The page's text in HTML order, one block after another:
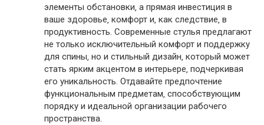
элементы обстановки‚ а прямая инвестиция в
ваше здоровье‚ комфорт и‚ как следствие‚ в
продуктивность. Современные стулья предлагают
не только исключительный комфорт и поддержку
для спины‚ но и стильный дизайн‚ который может
стать ярким акцентом в интерьере‚ подчеркивая
его уникальность. Отдавайте предпочтение
функциональным предметам‚ способствующим
порядку и идеальной организации рабочего
пространства.